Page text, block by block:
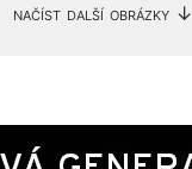
načíst další obrázky ↓